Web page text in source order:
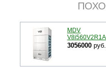
MDV
3056000 руб.